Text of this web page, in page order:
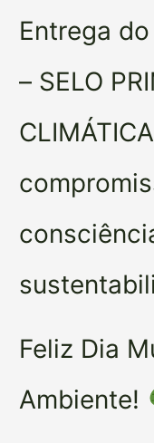
Entrega
– SELO
Feliz Dia
Ambiente!